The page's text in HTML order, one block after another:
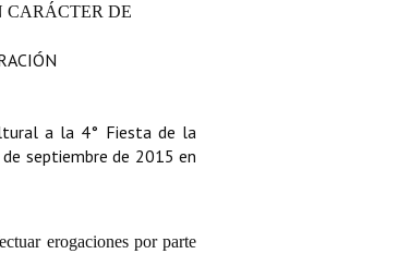
CARÁCTER DE
a la 4° Fiesta de la
septiembre de 2015 en
erogaciones por parte